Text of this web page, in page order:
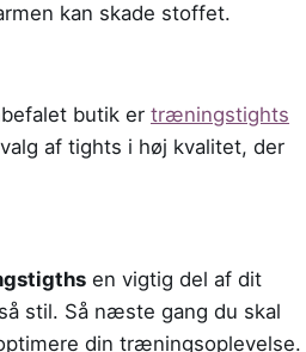
kan skade stoffet.
butik er træningstights
af tights i høj kvalitet, der
en vigtig del af dit
stil. Så næste gang du skal
din træningsoplevelse.